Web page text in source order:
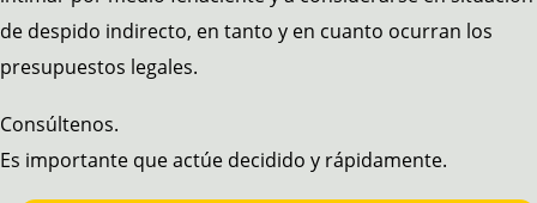
de despido indirecto, en tanto y en cuanto ocurran los
presupuestos legales.
Consúltenos.
Es importante que actúe decidido y rápidamente.